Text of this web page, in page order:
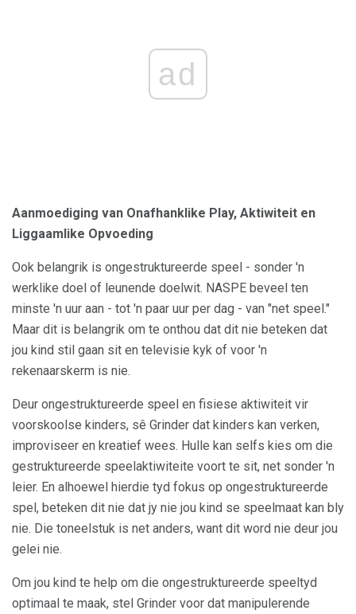
ad
Aanmoediging van Onafhanklike Play, Aktiwiteit en
Liggaamlike Opvoeding
Ook belangrik is ongestruktureerde speel - sonder 'n
werklike doel of leunende doelwit. NASPE beveel ten
minste 'n uur aan - tot 'n paar uur per dag - van "net speel."
Maar dit is belangrik om te onthou dat dit nie beteken dat
jou kind stil gaan sit en televisie kyk of voor 'n
rekenaarskerm is nie.
Deur ongestruktureerde speel en fisiese aktiwiteit vir
voorskoolse kinders, sê Grinder dat kinders kan verken,
improviseer en kreatief wees. Hulle kan selfs kies om die
gestruktureerde speelaktiwiteite voort te sit, net sonder 'n
leier. En alhoewel hierdie tyd fokus op ongestruktureerde
spel, beteken dit nie dat jy nie jou kind se speelmaat kan bly
nie. Die toneelstuk is net anders, want dit word nie deur jou
gelei nie.
Om jou kind te help om die ongestruktureerde speeltyd
optimaal te maak, stel Grinder voor dat manipulerende